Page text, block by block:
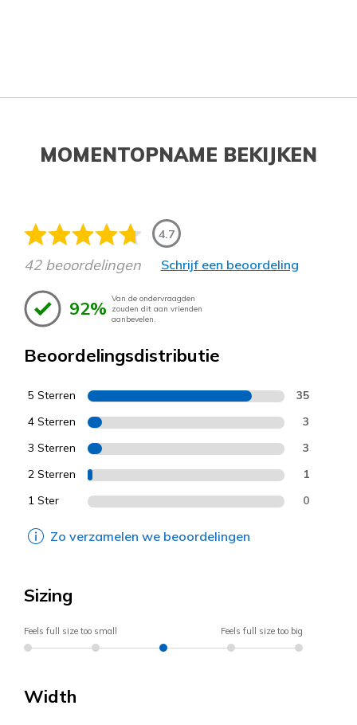
MOMENTOPNAME BEKIJKEN
4.7
42 beoordelingen Schrijf een beoordeling
92% Van de ondervraagden
zouden dit aan vrienden
aanbevelen.
Beoordelingsdistributie
5 Sterren 35
4 Sterren 3
3 Sterren 3
2 Sterren 1
1 Ster 0
Zo verzamelen we beoordelingen
Sizing
Feels full size too small Feels full size too big
Width